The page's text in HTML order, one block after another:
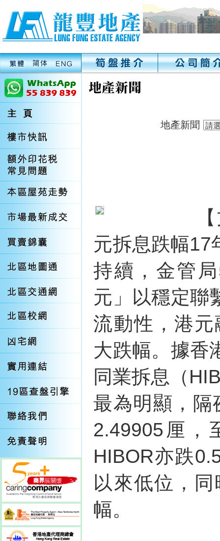
地產新聞
元拆息跌幅17
持續，金管
元」以穩定聯
流動性，港
大跌幅。據香
同業拆息（
最為明顯，隔
2.49905厘
HIBOR亦跌
以來低位，
幅。